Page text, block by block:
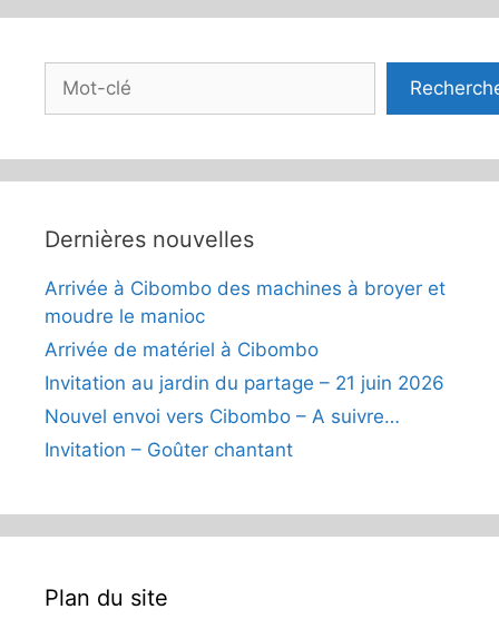
Rechercher
Dernières nouvelles
Arrivée à Cibombo des machines à broyer et
moudre le manioc
Arrivée de matériel à Cibombo
Invitation au jardin du partage – 21 juin 2026
Nouvel envoi vers Cibombo – A suivre…
Invitation – Goûter chantant
Plan du site